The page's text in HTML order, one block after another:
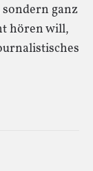
ganz
hören will,